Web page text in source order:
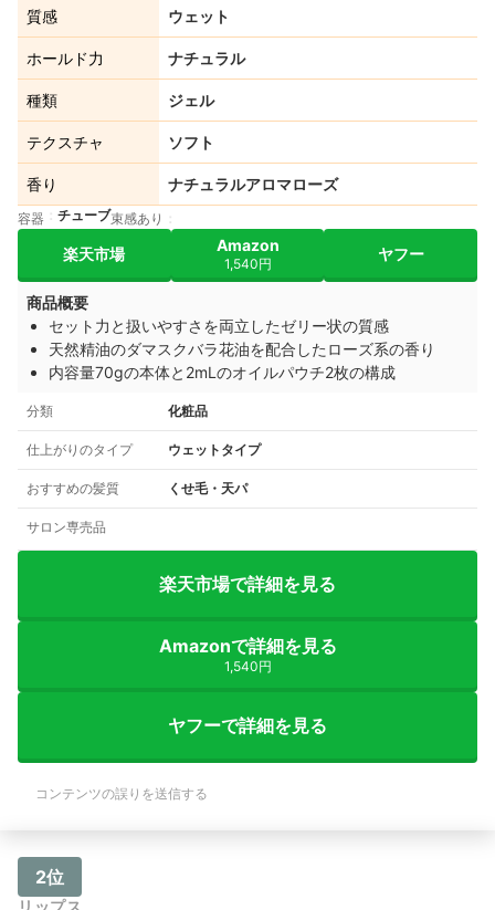
質感 ウェット
ホールド力 ナチュラル
種類 ジェル
テクスチャ ソフト
香り ナチュラルアロマローズ
容器 チューブ束感あり
楽天市場 Amazon
1,540円
ヤフー
商品概要
セット力と扱いやすさを両立したゼリー状の質感
天然精油のダマスクバラ花油を配合したローズ系の香り
内容量70gの本体と2mLのオイルパウチ2枚の構成
分類 化粧品
仕上がりのタイプ ウェットタイプ
おすすめの髪質 くせ毛・天パ
サロン専売品
楽天市場で詳細を見る
Amazonで詳細を見る
1,540円
ヤフーで詳細を見る
コンテンツの誤りを送信する
2位
リップス